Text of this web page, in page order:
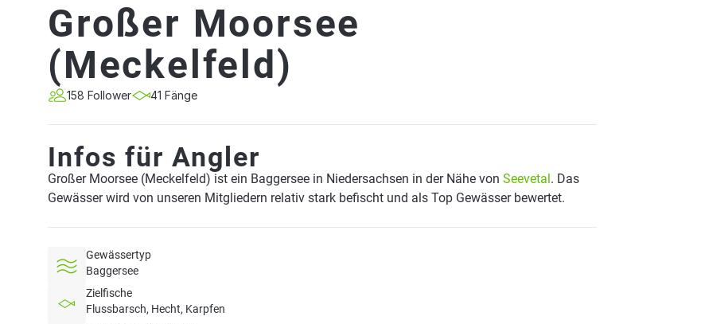
Großer Moorsee
(Meckelfeld)
158 Follower 41 Fänge
Infos für Angler
Großer Moorsee (Meckelfeld) ist ein Baggersee in Niedersachsen in der Nähe von Seevetal. Das
Gewässer wird von unseren Mitgliedern relativ stark befischt und als Top Gewässer bewertet.
Gewässertyp
Baggersee
Zielfische
Flussbarsch, Hecht, Karpfen